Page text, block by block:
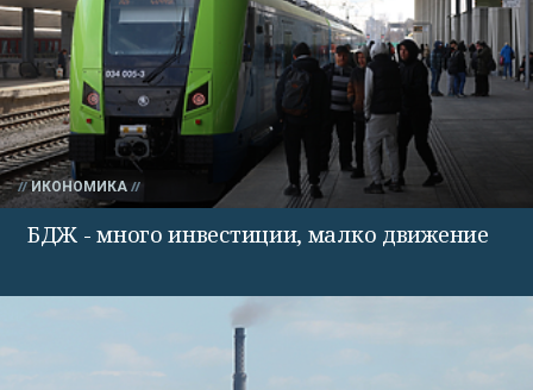
ИКОНОМИКА
БДЖ - много инвестиции, малко движение